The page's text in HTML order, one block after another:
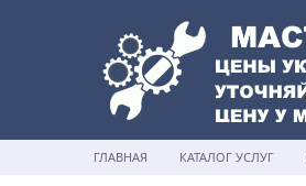
ГЛАВНАЯ КАТАЛОГ УСЛУГ